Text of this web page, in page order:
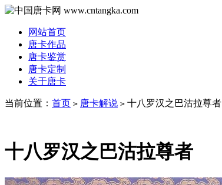
网站首页
唐卡作品
唐卡鉴赏
唐卡定制
关于唐卡
当前位置： 首页 > 唐卡解说 > 十八罗汉之巴沽拉尊者
十八罗汉之巴沽拉尊者